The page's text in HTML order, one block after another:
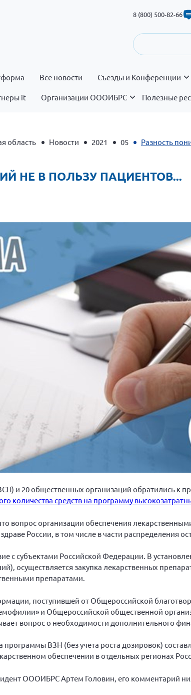
8 (800) 500-82-66
Все новости Съезды и Конференции
it Организации ОООИБРС Полезные
область Новости 2021 05 Разность
НЕ В ПОЛЬЗУ ПАЦИЕНТОВ...
и 20 общественных организаций обратились к
количества средств на программу
вопрос организации обеспечения
России, в том числе в части распределения
с субъектами Российской Федерации. В
осуществляется закупка лекарственных
препаратами.
поступившей от Общероссийской
и Общероссийской общественной
вопрос о необходимости дополнительного
ВЗН (без учета роста дозировок)
обеспечении в отдельных регионах
ОООИБРС Артем Головин, его комментарий